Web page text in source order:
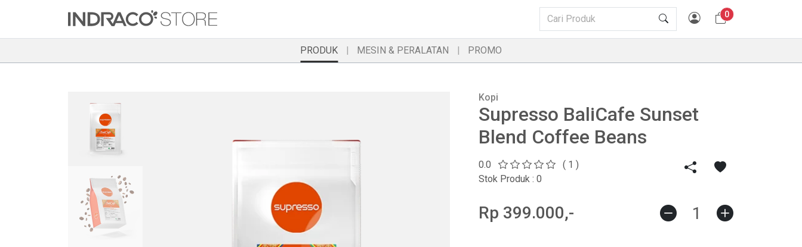
0
PRODUK MESIN & PERALATAN PROMO
Kopi
Supresso BaliCafe Sunset
Blend Coffee Beans
0.0
( 1 )
Stok Produk : 0
Rp 399.000,-